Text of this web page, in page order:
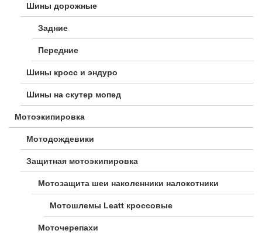
Шины дорожные
Задние
Передние
Шины кросс и эндуро
Шины на скутер мопед
Мотоэкипировка
Мотодождевики
Защитная мотоэкипировка
Мотозащита шеи наколенники налокотники
Мотошлемы Leatt кроссовые
Моточерепахи